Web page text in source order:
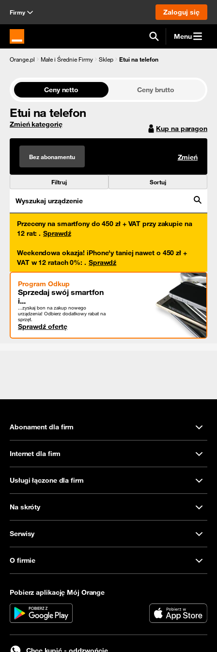
Firmy Zaloguj się
Strona główna Orange.pl Menu
Orange.pl Małe i Średnie Firmy Sklep Etui na telefon
Ceny netto Ceny brutto
Etui na telefon
Zmień kategorię Kup na paragon
Bez abonamentu Zmień
Filtruj Sortuj
Wyszukaj urządzenie
Przeceny na smartfony do 450 zł + VAT przy zakupie na
12 rat: . Sprawdź
Weekendowa okazja! iPhone'y taniej nawet o 450 zł +
VAT w 12 ratach 0%: . Sprawdź
Program Odkup
Sprzedaj swój smartfon
i...
...zyskaj bon na zakup nowego
urządzenia! Odbierz dodatkowy rabat na
sprzęt.
Sprawdź ofertę
Abonament dla firm
Internet dla firm
Usługi łączone dla firm
Na skróty
Serwisy
O firmie
Pobierz aplikację Mój Orange